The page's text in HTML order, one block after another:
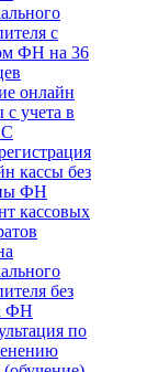
с
ФН на 36
онлайн
с учета в
кассы без
ФН
кассовых
без
ФН
по